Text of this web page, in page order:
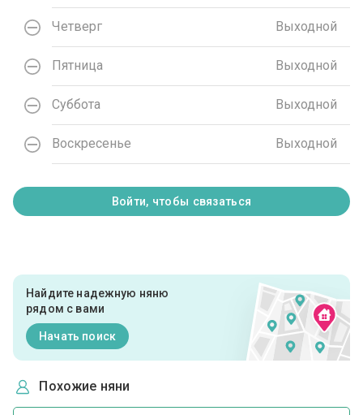
Четверг Выходной
Пятница Выходной
Суббота Выходной
Воскресенье Выходной
Войти, чтобы связаться
Найдите надежную няню
рядом с вами
Начать поиск
Похожие няни